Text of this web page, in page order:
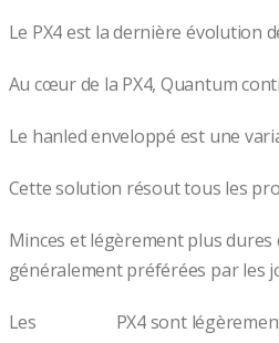
Le PX4 est la dernière évolution
Au cœur de la PX4, Quantum
Le hanled enveloppé est une
Cette solution résout tous les
Minces et légèrement plus
généralement préférées par les
Les PX4 sont